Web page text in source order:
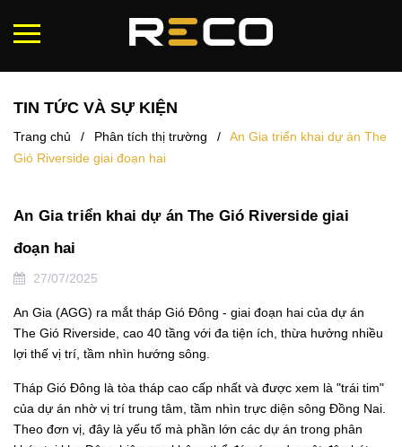
TIN TỨC VÀ SỰ KIỆN
Trang chủ / Phân tích thị trường /
An Gia triển khai dự án The
Gió Riverside giai đoạn hai
An Gia triển khai dự án The Gió Riverside giai
đoạn hai
27/07/2025
An Gia (AGG) ra mắt tháp Gió Đông - giai đoạn hai của dự án
The Gió Riverside, cao 40 tầng với đa tiện ích, thừa hưởng nhiều
lợi thế vị trí, tầm nhìn hướng sông.
Tháp Gió Đông là tòa tháp cao cấp nhất và được xem là "trái tim"
của dự án nhờ vị trí trung tâm, tầm nhìn trực diện sông Đồng Nai.
Theo đơn vị, đây là yếu tố mà phần lớn các dự án trong phân